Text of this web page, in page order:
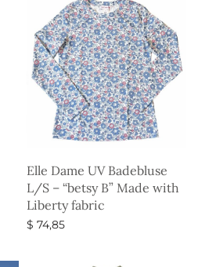
Elle Dame UV Badebluse
L/S – “betsy B” Made with
Liberty fabric
$ 74,85